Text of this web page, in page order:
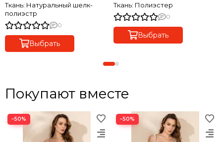
Ткань: Натуральный шелк-
полиэстр
0
Выбрать
Ткань: Полиэстер
0
Выбрать
Покупают вместе
−50% −50%